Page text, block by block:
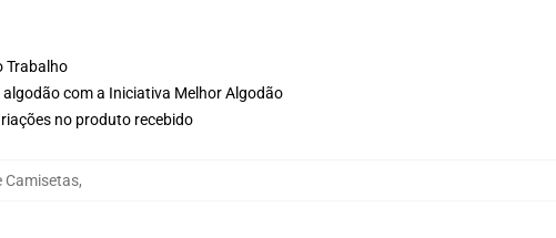
Trabalho
com a Iniciativa Melhor Algodão
no produto recebido
Camisetas,